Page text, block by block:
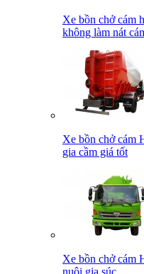
Xe bồn chở cám
không làm nát
Xe bồn chở cám
gia cầm giá tốt
Xe bồn chở cám
nuôi gia súc